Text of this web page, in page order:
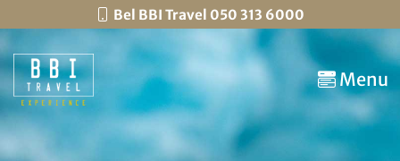
Bel BBI Travel 050 313 6000
Menu